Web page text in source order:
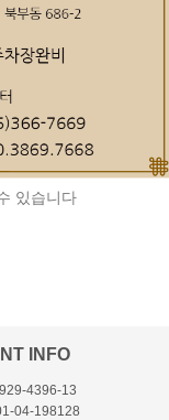
있습니다
INFO
4396-13
04-198128